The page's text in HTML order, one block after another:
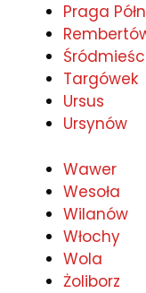
Praga
Targówek
Ursus
Ursynów
Wawer
Wesoła
Wilanów
Włochy
Wola
Żoliborz